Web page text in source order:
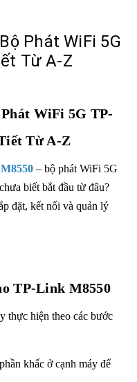
Phát WiFi 5G
Từ A-Z
WiFi 5G TP-
Từ A-Z
– bộ phát WiFi 5G
biết bắt đầu từ đâu?
đặt, kết nối và quản lý
TP-Link M8550
thực hiện theo các bước
khấc ở cạnh máy để